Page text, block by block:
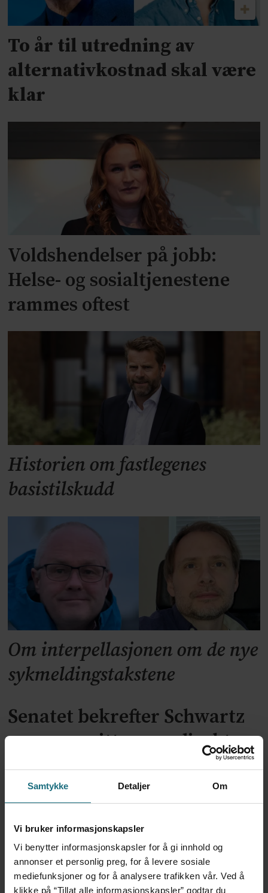
Samtykke Detaljer Om
Vi bruker informasjonskapsler
Vi benytter informasjonskapsler for å gi innhold og
annonser et personlig preg, for å levere sosiale
mediefunksjoner og for å analysere trafikken vår. Ved å
klikke på “Tillat alle informasjonskapsler” godtar du
To år til utredning av
alternativkostnad skal være
klar
Voldshendelser på jobb:
Helse- og sosialtjenestene
rammes oftest
Historien om fastlegenes
basistilskudd
Om interpellasjonen om de nye
sykmeldingstakstene
Senatet bekrefter Schwartz
som ny smittevernsdirektør